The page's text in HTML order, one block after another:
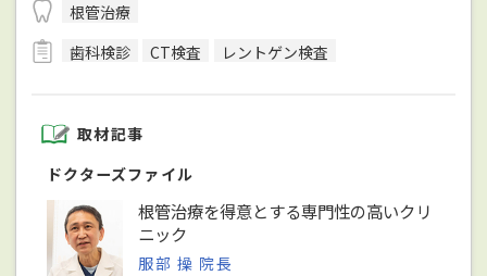
根管治療
歯科検診
CT検査 レントゲン検査
取材記事
ドクターズファイル
根管治療を得意とする専門性の高いクリ
ニック
服部 操 院長